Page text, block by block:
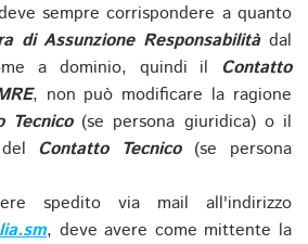
sempre corrispondere a quanto
di Assunzione Responsabilitàdal
a dominio, quindi il Contatto
, non può modificare la ragione
Tecnico(se persona giuridica) o il
Contatto Tecnico(se persona
spedito via mail all'indirizzo
, deve avere come mittente la